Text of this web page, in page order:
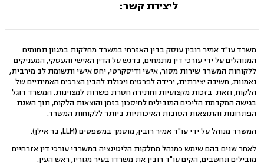
ליצירת קשר:
משרד עו"ד אמיר רובין עוסק בדין האזרחי במשרד מחלקות במגוון תחומים
המנוהלים על ידי עורכי דין מתמחים, בדגש על הדין האישי והעסקי, המעניקים
ללקוחות המשרד שירות מסור, אישי ודיסקרטי, יחס אישי ותשומת לב מירבית,
נאמנות, חשיבה יצירתית, ירידה לפרטים ויכולת להבין הצרכים האמיתיים של
הלקוח, וזאת בזכות מקצועיות וחתירה חסרת פשרות למצוינות. המשרד דוגל
בגישה המקדמת הליכים המובילים לחיסכון בזמן והוצאות הלקוח, תוך השגת
הפתרונות והתוצאות הטובות האיכותיות ביותר ללקוחות המשרד.
המשרד מנוהל על ידי עו"ד אמיר רובין, מוסמך במשפטים (LLM, בר אילן).
לאחר שנים בהם שימש כמנהל מחלקות הליטיגציה במשרדי עורכי דין אזרחיים
מובילים ונחשבים, הקים עו"ד רובין את משרדו בעיר מגוריו, ראש העין.